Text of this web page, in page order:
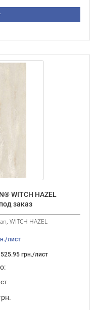
WITCH HAZEL
заказ
WITCH HAZEL
лист
грн./лист